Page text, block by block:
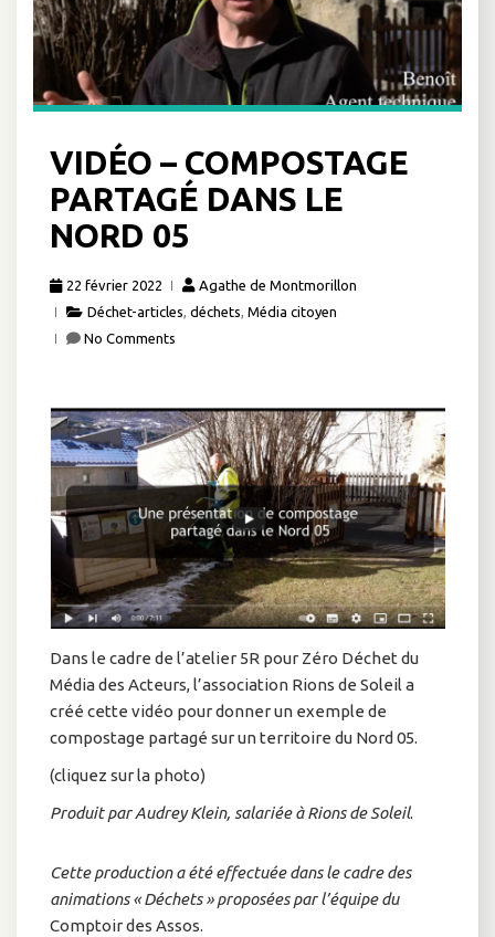
VIDÉO – COMPOSTAGE
PARTAGÉ DANS LE
NORD 05
22 février 2022
Agathe de Montmorillon
Déchet-articles déchets Média citoyen
No Comments
Dans le cadre de l’atelier 5R pour Zéro Déchet du
Média des Acteurs, l’association Rions de Soleil a
créé cette vidéo pour donner un exemple de
compostage partagé sur un territoire du Nord 05.
(cliquez sur la photo)
Produit par Audrey Klein, salariée à Rions de Soleil.
Cette production a été effectuée dans le cadre des
animations « Déchets » proposées par l’équipe du
Comptoir des Assos.